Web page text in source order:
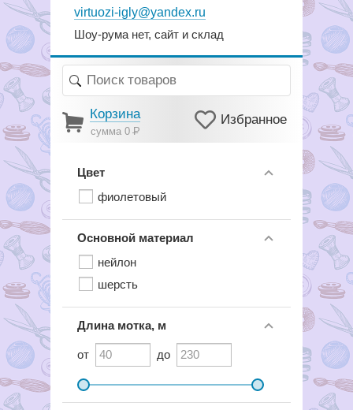
virtuozi-igly@yandex.ru
Шоу-рума нет, сайт и склад
Корзина
сумма 0Р
Избранное
Цвет
фиолетовый
Основной материал
нейлон
шерсть
Длина мотка, м
от до